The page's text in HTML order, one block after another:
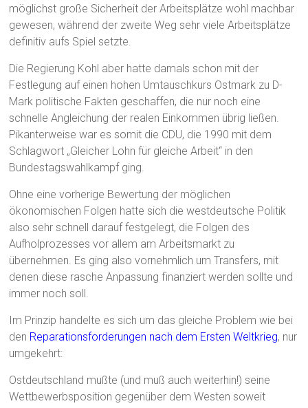
möglichst große Sicherheit der Arbeitsplätze wohl machbar
gewesen, während der zweite Weg sehr viele Arbeitsplätze
definitiv aufs Spiel setzte.
Die Regierung Kohl aber hatte damals schon mit der
Festlegung auf einen hohen Umtauschkurs Ostmark zu D-
Mark politische Fakten geschaffen, die nur noch eine
schnelle Angleichung der realen Einkommen übrig ließen.
Pikanterweise war es somit die CDU, die 1990 mit dem
Schlagwort „Gleicher Lohn für gleiche Arbeit“ in den
Bundestagswahlkampf ging.
Ohne eine vorherige Bewertung der möglichen
ökonomischen Folgen hatte sich die westdeutsche Politik
also sehr schnell darauf festgelegt, die Folgen des
Aufholprozesses vor allem am Arbeitsmarkt zu
übernehmen. Es ging also vornehmlich um Transfers, mit
denen diese rasche Anpassung finanziert werden sollte und
immer noch soll.
Im Prinzip handelte es sich um das gleiche Problem wie bei
den Reparationsforderungen nach dem Ersten Weltkrieg, nur
umgekehrt:
Ostdeutschland mußte (und muß auch weiterhin!) seine
Wettbewerbsposition gegenüber dem Westen soweit